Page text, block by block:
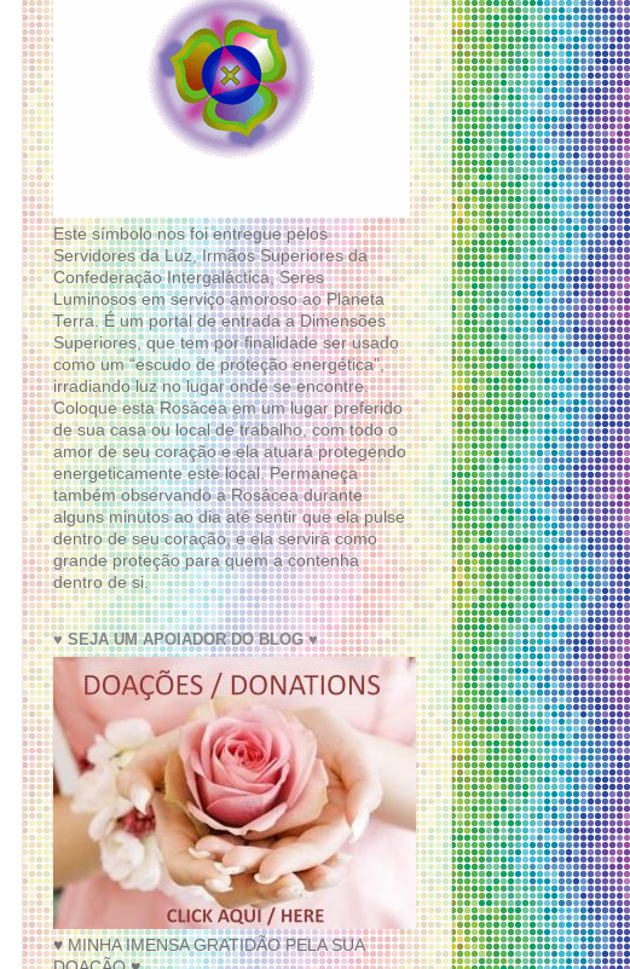
Este símbolo nos foi entregue pelos
Servidores da Luz, Irmãos Superiores da
Confederação Intergaláctica, Seres
Luminosos em serviço amoroso ao Planeta
Terra. É um portal de entrada a Dimensões
Superiores, que tem por finalidade ser usado
como um “escudo de proteção energética”,
irradiando luz no lugar onde se encontre.
Coloque esta Rosácea em um lugar preferido
de sua casa ou local de trabalho, com todo o
amor de seu coração e ela atuará protegendo
energeticamente este local. Permaneça
também observando a Rosácea durante
alguns minutos ao dia até sentir que ela pulse
dentro de seu coração, e ela servirá como
grande proteção para quem a contenha
dentro de si.
♥ SEJA UM APOIADOR DO BLOG ♥
♥ MINHA IMENSA GRATIDÃO PELA SUA